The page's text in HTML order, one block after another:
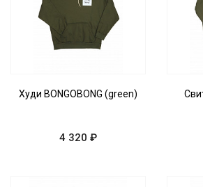
Худи BONGOBONG (green)
4 320 ₽